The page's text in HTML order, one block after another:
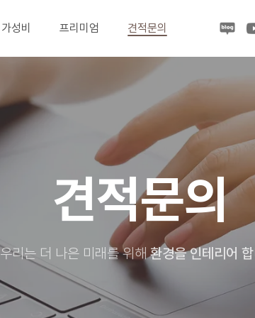
가성비 프리미엄 견적문의
견적문의
우리는 더 나은 미래를 위해환경을 인테리어